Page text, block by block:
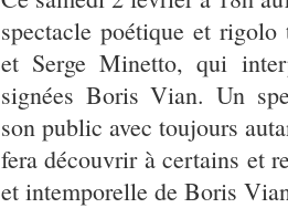
spectacle poétique et
et Serge Minetto, qui
signées Boris Vian. Un
son public avec toujours
fera découvrir à certains et
et intemporelle de Boris